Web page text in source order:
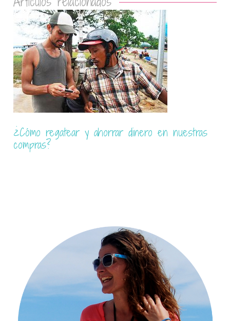
Vang Vieng, el lugar más controvertido de Laos